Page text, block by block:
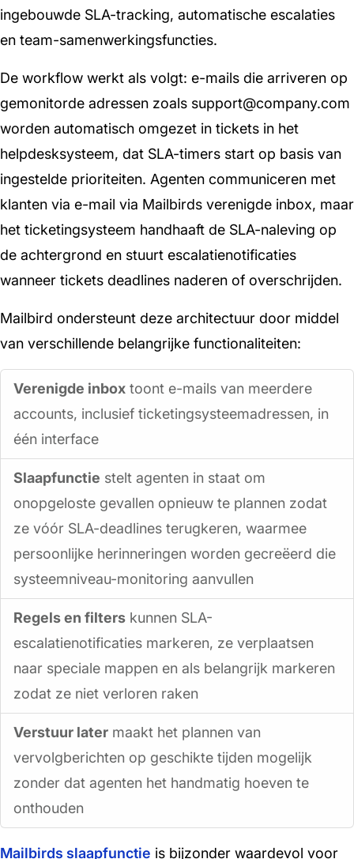
ingebouwde SLA-tracking, automatische escalaties
en team-samenwerkingsfuncties.
De workflow werkt als volgt: e-mails die arriveren op
gemonitorde adressen zoals support@company.com
worden automatisch omgezet in tickets in het
helpdesksysteem, dat SLA-timers start op basis van
ingestelde prioriteiten. Agenten communiceren met
klanten via e-mail via Mailbirds verenigde inbox, maar
het ticketingsysteem handhaaft de SLA-naleving op
de achtergrond en stuurt escalatienotificaties
wanneer tickets deadlines naderen of overschrijden.
Mailbird ondersteunt deze architectuur door middel
van verschillende belangrijke functionaliteiten:
Verenigde inbox toont e-mails van meerdere
accounts, inclusief ticketingsysteemadressen, in
één interface
Slaapfunctie stelt agenten in staat om
onopgeloste gevallen opnieuw te plannen zodat
ze vóór SLA-deadlines terugkeren, waarmee
persoonlijke herinneringen worden gecreëerd die
systeemniveau-monitoring aanvullen
Regels en filters kunnen SLA-
escalatienotificaties markeren, ze verplaatsen
naar speciale mappen en als belangrijk markeren
zodat ze niet verloren raken
Verstuur later maakt het plannen van
vervolgberichten op geschikte tijden mogelijk
zonder dat agenten het handmatig hoeven te
onthouden
Mailbirds slaapfunctie is bijzonder waardevol voor